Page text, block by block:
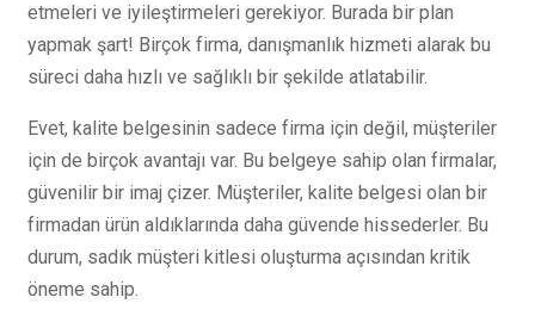
etmeleri ve iyileştirmeleri gerekiyor. Burada bir plan
yapmak şart! Birçok firma, danışmanlık hizmeti alarak bu
süreci daha hızlı ve sağlıklı bir şekilde atlatabilir.
Evet, kalite belgesinin sadece firma için değil, müşteriler
için de birçok avantajı var. Bu belgeye sahip olan firmalar,
güvenilir bir imaj çizer. Müşteriler, kalite belgesi olan bir
firmadan ürün aldıklarında daha güvende hissederler. Bu
durum, sadık müşteri kitlesi oluşturma açısından kritik
öneme sahip.